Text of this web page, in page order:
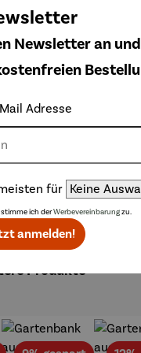
Ideal auch für
Terrasse oder
intensiver Nutzung
auftreten, was
Produkte
Newsletter an
Adresse
für
ich derWerbevereinbarungzu.
anmelden!